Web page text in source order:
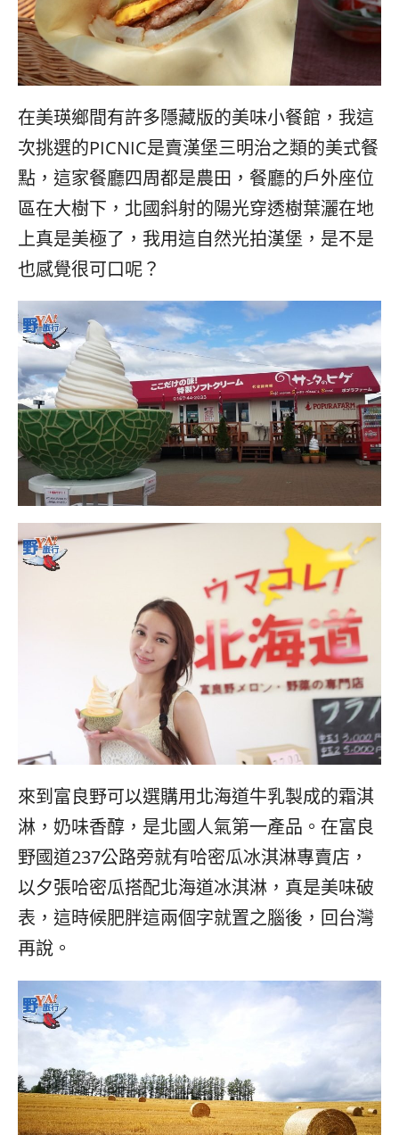
在美瑛鄉間有許多隱藏版的美味小餐館，我這
次挑選的PICNIC是賣漢堡三明治之類的美式餐
點，這家餐廳四周都是農田，餐廳的戶外座位
區在大樹下，北國斜射的陽光穿透樹葉灑在地
上真是美極了，我用這自然光拍漢堡，是不是
也感覺很可口呢？
來到富良野可以選購用北海道牛乳製成的霜淇
淋，奶味香醇，是北國人氣第一產品。在富良
野國道237公路旁就有哈密瓜冰淇淋專賣店，
以夕張哈密瓜搭配北海道冰淇淋，真是美味破
表，這時候肥胖這兩個字就置之腦後，回台灣
再說。